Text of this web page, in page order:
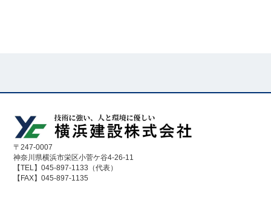
〒247-0007
神奈川県横浜市栄区小菅ケ谷4-26-11
【TEL】045-897-1133（代表）
【FAX】045-897-1135